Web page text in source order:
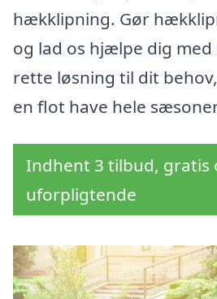
hækklipning. Gør
og lad os hjælpe dig
rette løsning til dit
en flot have hele
Indhent 3 tilbud, gratis
uforpligtende